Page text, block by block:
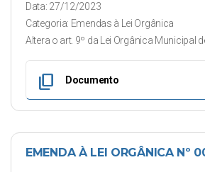
Data: 27/12/2023
Categoria: Emendas à Lei Orgânica
Altera o art. 9º da Lei Orgânica Municipal
content_copy Documento
EMENDA À LEI ORGÂNICA Nº